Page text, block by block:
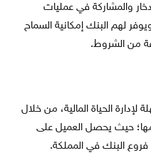
والمشاركة في عمليات
لهم البنك إمكانية السماح
من الشروط.
لإدارة الحياة المالية، من خلال
حيث يحصل العميل على
البنك في المملكة.